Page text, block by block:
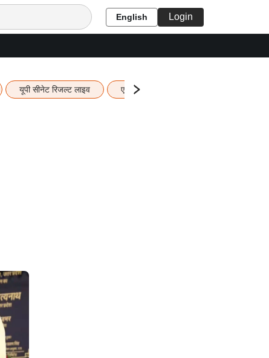
English Login
यूपी सीनेट रिजल्ट लाइव एचबीएसई 12वीं का रिजल्ट लाइव